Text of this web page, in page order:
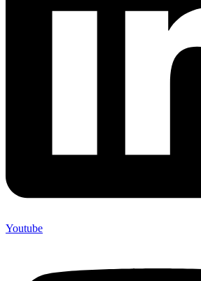
Youtube